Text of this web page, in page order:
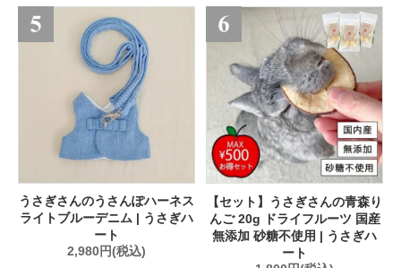
うさぎさんのうさんぽハーネス
ライトブルーデニム | うさぎハ
ート
2,980円(税込)
【セット】うさぎさんの青森り
んご 20g ドライフルーツ 国産
無添加 砂糖不使用 | うさぎハ
ート